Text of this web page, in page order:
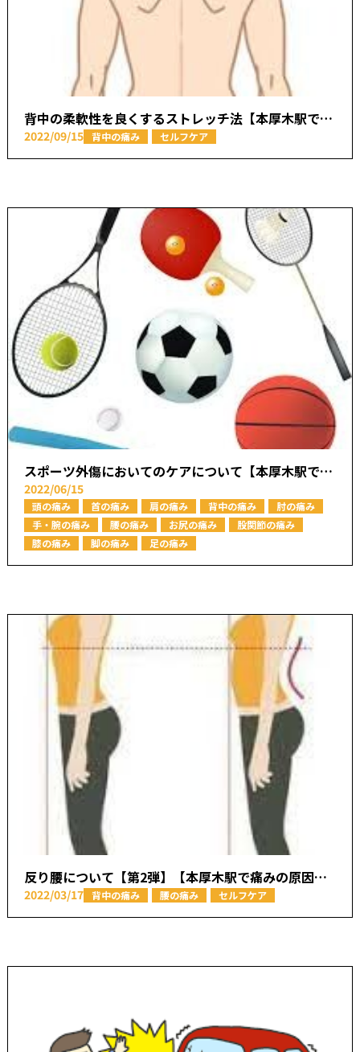
背中の柔軟性を良くするストレッチ法【本厚木駅で痛みの原因を取り除く あかつき整骨院】
2022/09/15 背中の痛み セルフケア
スポーツ外傷においてのケアについて【本厚木駅で痛みの原因を取り除く あかつき整骨院】
2022/06/15
頭の痛み 首の痛み 肩の痛み 背中の痛み
肘の痛み
手・腕の痛み
腰の痛み お尻の痛み
股関節の痛み
膝の痛み
脚の痛み 足の痛み
反り腰について【第2弾】【本厚木駅で痛みの原因を取り除く あかつき整骨院】
2022/03/17 背中の痛み 腰の痛み セルフケア